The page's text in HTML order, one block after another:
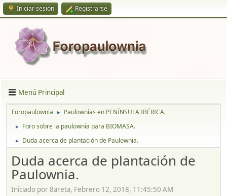
Iniciar sesión Registrarse
Menú Principal
Foropaulownia ► Paulownias en PENÍNSULA IBÉRICA.
► Foro sobre la paulownia para BIOMASA.
► Duda acerca de plantación de Paulownia.
Duda acerca de plantación de
Paulownia.
Iniciado por 8areta, Febrero 12, 2018, 11:45:50 AM